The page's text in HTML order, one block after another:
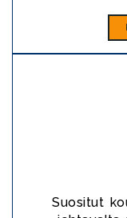
Suositut